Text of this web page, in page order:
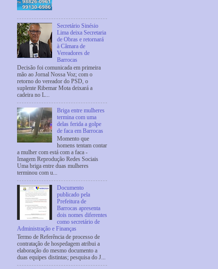
Secretário Sinésio
Lima deixa Secretaria
de Obras e retornará
à Câmara de
Vereadores de
Barrocas
Decisão foi comunicada em primeira
mão ao Jornal Nossa Voz; com o
retorno do vereador do PSD, o
suplente Ribemar Mota deixará a
cadeira no L...
Briga entre mulheres
termina com uma
delas ferida a golpe
de faca em Barrocas
Momento que
homens tentam contar
a mulher com está com a faca -
Imagem Reprodução Redes Sociais
Uma briga entre duas mulheres
terminou com u...
Documento
publicado pela
Prefeitura de
Barrocas apresenta
dois nomes diferentes
como secretário de
Administração e Finanças
Termo de Referência de processo de
contratação de hospedagem atribui a
elaboração do mesmo documento a
duas equipes distintas; pesquisa do J...